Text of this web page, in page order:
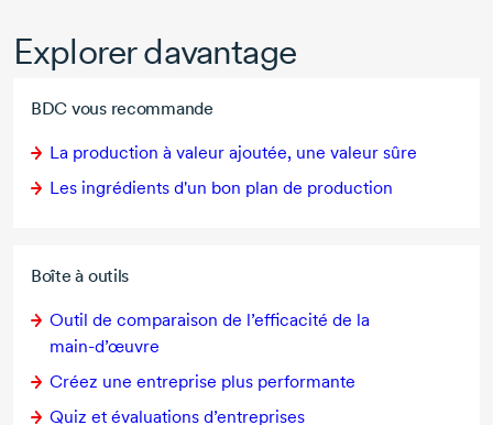
Explorer davantage
BDC vous recommande
La production à valeur ajoutée, une valeur sûre
Les ingrédients d'un bon plan de production
Boîte à outils
Outil de comparaison de l’efficacité de la
main-d’œuvre
Créez une entreprise plus performante
Quiz et évaluations d’entreprises